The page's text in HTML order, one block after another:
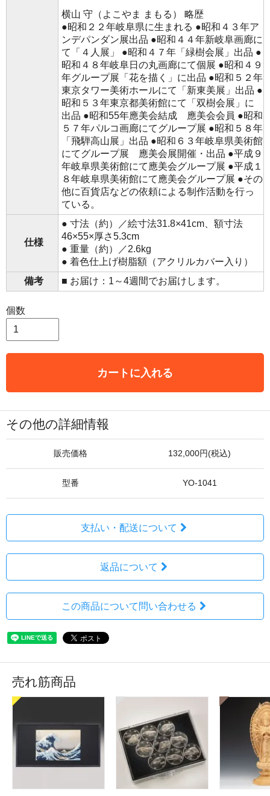
横山 守（よこやま まもる） 略歴
●昭和２２年岐阜県に生まれる ●昭和４３年ア
ンデパンダン展出品 ●昭和４４年新岐阜画廊に
て「４人展」 ●昭和４７年「緑樹会展」出品 ●
昭和４８年岐阜日の丸画廊にて個展 ●昭和４９
年グループ展「花を描く」に出品 ●昭和５２年
東京タワー美術ホールにて「新東美展」出品 ●
昭和５３年東京都美術館にて「双樹会展」に
出品 ●昭和55年應美会結成 應美会会員 ●昭和
５７年パルコ画廊にてグループ展 ●昭和５８年
「飛騨高山展」出品 ●昭和６３年岐阜県美術館
にてグループ展 應美会展開催・出品 ●平成９
年岐阜県美術館にて應美会グループ展 ●平成１
８年岐阜県美術館にて應美会グループ展 ●その
他に百貨店などの依頼による制作活動を行っ
ている。
仕様
● 寸法（約）／絵寸法31.8×41cm、額寸法
46×55×厚さ5.3cm
● 重量（約）／2.6kg
● 着色仕上げ樹脂額（アクリルカバー入り）
備考
■ お届け：1～4週間でお届けします。
個数
カートに入れる
その他の詳細情報
販売価格 132,000円(税込)
型番 YO-1041
支払い・配送について
返品について
この商品について問い合わせる
売れ筋商品